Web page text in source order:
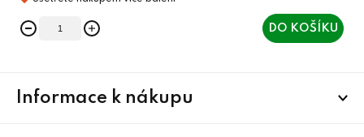
DO KOŠÍKU
Informace k nákupu